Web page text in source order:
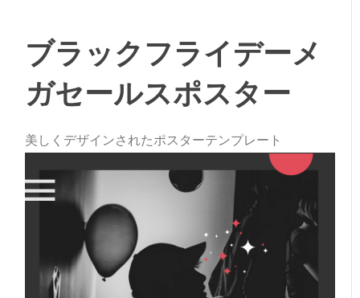
ブラックフライデーメ
ガセールスポスター
美しくデザインされたポスターテンプレート